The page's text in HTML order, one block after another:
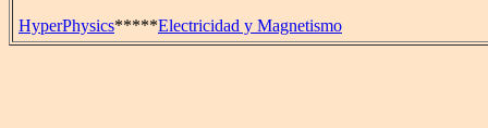
HyperPhysics*****Electricidad y Magnetismo